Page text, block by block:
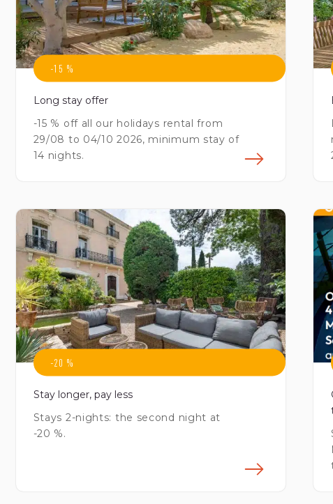
-15 %
Long stay offer
-15 % off all our holidays rental from
29/08 to 04/10 2026, minimum stay of
14 nights.
-20 %
Stay longer, pay less
Stays 2-nights: the second night at
-20 %.